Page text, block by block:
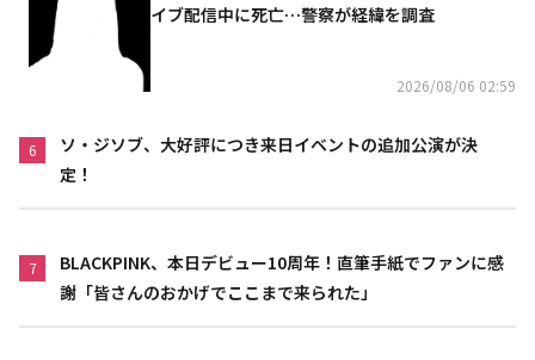
イブ配信中に死亡…警察が経緯を調査
2026/08/06 02:59
6
ソ・ジソブ、大好評につき来日イベントの追加公演が決
定！
7
BLACKPINK、本日デビュー10周年！直筆手紙でファンに感
謝「皆さんのおかげでここまで来られた」